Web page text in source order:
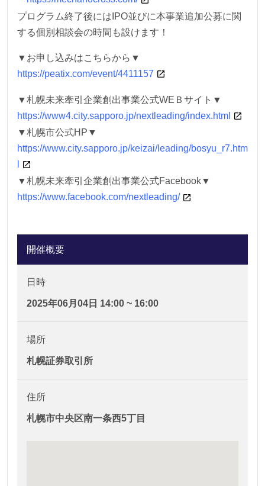
プログラム終了後にはIPO並びに本事業追加公募に関
する個別相談会の時間も設けます！
▼お申し込みはこちらから▼
https://peatix.com/event/4411157
▼札幌未来牽引企業創出事業公式WEＢサイト▼
https://www4.city.sapporo.jp/nextleading/index.html
▼札幌市公式HP▼
https://www.city.sapporo.jp/keizai/leading/bosyu_r7.htm
▼札幌未来牽引企業創出事業公式Facebook▼
https://www.facebook.com/nextleading/
開催概要
日時
2025年06月04日 14:00 ~ 16:00
場所
札幌証券取引所
住所
札幌市中央区南一条西5丁目